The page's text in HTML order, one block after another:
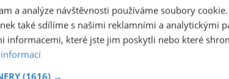
a analýze návštěvnosti používáme soubory
také sdílíme s našimi reklamními a analytickými
informacemi, které jste jim poskytli nebo které
(1616) →